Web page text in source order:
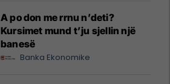
A po don me rrnu n’deti?
Kursimet mund t’ju sjellin një
banesë
Banka Ekonomike